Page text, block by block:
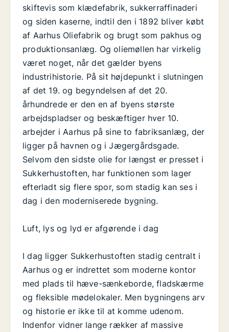
skiftevis som klædefabrik, sukkerraffinaderi
og siden kaserne, indtil den i 1892 bliver købt
af Aarhus Oliefabrik og brugt som pakhus og
produktionsanlæg. Og oliemøllen har virkelig
været noget, når det gælder byens
industrihistorie. På sit højdepunkt i slutningen
af det 19. og begyndelsen af det 20.
århundrede er den en af byens største
arbejdspladser og beskæftiger hver 10.
arbejder i Aarhus på sine to fabriksanlæg, der
ligger på havnen og i Jægergårdsgade.
Selvom den sidste olie for længst er presset i
Sukkerhustoften, har funktionen som lager
efterladt sig flere spor, som stadig kan ses i
dag i den moderniserede bygning.
Luft, lys og lyd er afgørende i dag
I dag ligger Sukkerhustoften stadig centralt i
Aarhus og er indrettet som moderne kontor
med plads til hæve-sænkeborde, fladskærme
og fleksible mødelokaler. Men bygningens arv
og historie er ikke til at komme udenom.
Indenfor vidner lange rækker af massive